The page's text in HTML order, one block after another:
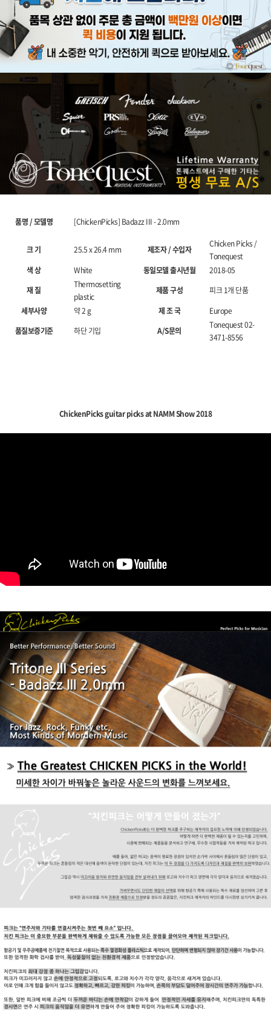
품명 / 모델명 [ChickenPicks] Badazz III - 2.0mm
크 기 25.5 x 26.4 mm 제조자 / 수입자
Chicken Picks /
Tonequest
색 상
White 동일모델 출시년월
2018-05
재 질
Thermosetting
plastic
제품 구성
피크 1개 단품
세부사양
약 2 g 제 조 국
Europe
품질보증기준
하단 기입 A/S문의
Tonequest 02-
3471-8556
ChickenPicks guitar picks at NAMM Show 2018